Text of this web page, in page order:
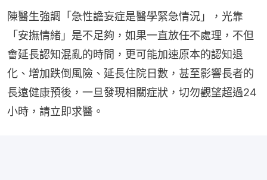
陳醫生強調「急性譫妄症是醫學緊急情況」，光靠
「安撫情緒」是不足夠，如果一直放任不處理，不但
會延長認知混亂的時間，更可能加速原本的認知退
化、增加跌倒風險、延長住院日數，甚至影響長者的
長遠健康預後，一旦發現相關症狀，切勿觀望超過24
小時，請立即求醫。